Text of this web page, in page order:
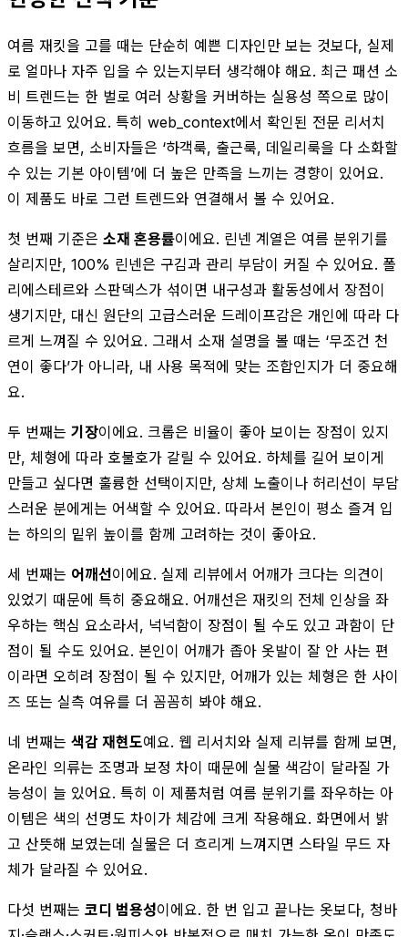
여름 재킷을 고를 때는 단순히 예쁜 디자인만 보는 것보다, 실제
로 얼마나 자주 입을 수 있는지부터 생각해야 해요. 최근 패션 소
비 트렌드는 한 벌로 여러 상황을 커버하는 실용성 쪽으로 많이
이동하고 있어요. 특히 web_context에서 확인된 전문 리서치
흐름을 보면, 소비자들은 ‘하객룩, 출근룩, 데일리룩을 다 소화할
수 있는 기본 아이템’에 더 높은 만족을 느끼는 경향이 있어요.
이 제품도 바로 그런 트렌드와 연결해서 볼 수 있어요.
첫 번째 기준은 소재 혼용률이에요. 린넨 계열은 여름 분위기를
살리지만, 100% 린넨은 구김과 관리 부담이 커질 수 있어요. 폴
리에스테르와 스판덱스가 섞이면 내구성과 활동성에서 장점이
생기지만, 대신 원단의 고급스러운 드레이프감은 개인에 따라 다
르게 느껴질 수 있어요. 그래서 소재 설명을 볼 때는 ‘무조건 천
연이 좋다’가 아니라, 내 사용 목적에 맞는 조합인지가 더 중요해
요.
두 번째는 기장이에요. 크롭은 비율이 좋아 보이는 장점이 있지
만, 체형에 따라 호불호가 갈릴 수 있어요. 하체를 길어 보이게
만들고 싶다면 훌륭한 선택이지만, 상체 노출이나 허리선이 부담
스러운 분에게는 어색할 수 있어요. 따라서 본인이 평소 즐겨 입
는 하의의 밑위 높이를 함께 고려하는 것이 좋아요.
세 번째는 어깨선이에요. 실제 리뷰에서 어깨가 크다는 의견이
있었기 때문에 특히 중요해요. 어깨선은 재킷의 전체 인상을 좌
우하는 핵심 요소라서, 넉넉함이 장점이 될 수도 있고 과함이 단
점이 될 수도 있어요. 본인이 어깨가 좁아 옷발이 잘 안 사는 편
이라면 오히려 장점이 될 수 있지만, 어깨가 있는 체형은 한 사이
즈 또는 실측 여유를 더 꼼꼼히 봐야 해요.
네 번째는 색감 재현도예요. 웹 리서치와 실제 리뷰를 함께 보면,
온라인 의류는 조명과 보정 차이 때문에 실물 색감이 달라질 가
능성이 늘 있어요. 특히 이 제품처럼 여름 분위기를 좌우하는 아
이템은 색의 선명도 차이가 체감에 크게 작용해요. 화면에서 밝
고 산뜻해 보였는데 실물은 더 흐리게 느껴지면 스타일 무드 자
체가 달라질 수 있어요.
다섯 번째는 코디 범용성이에요. 한 번 입고 끝나는 옷보다, 청바